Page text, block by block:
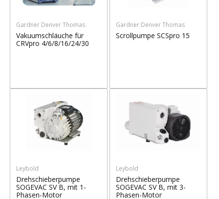
Gardner Denver Thomas
Vakuumschläuche für
CRVpro 4/6/8/16/24/30
Gardner Denver Thomas
Scrollpumpe SCSpro 15
Leybold
Drehschieberpumpe
SOGEVAC SV B, mit 1-
Phasen-Motor
Leybold
Drehschieberpumpe
SOGEVAC SV B, mit 3-
Phasen-Motor